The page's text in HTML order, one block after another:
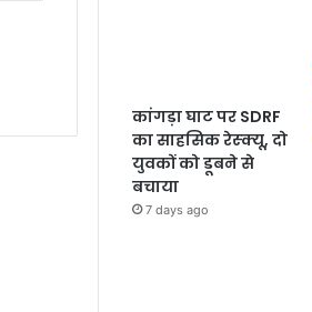
कांगड़ा घाट पर SDRF
का साहसिक रेस्क्यू, दो
युवकों को डूबने से
बचाया
7 days ago